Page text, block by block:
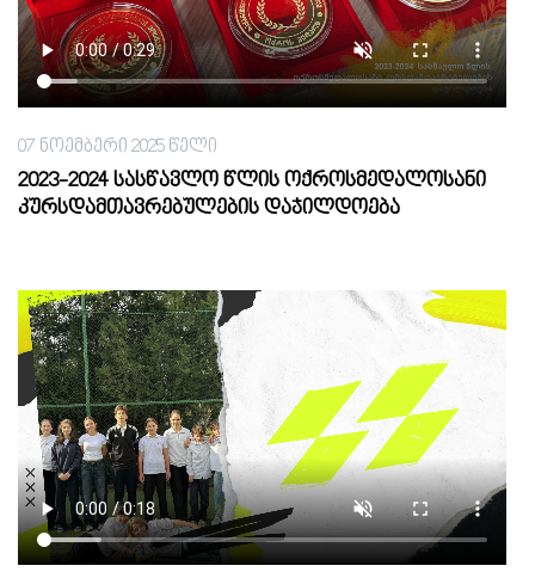
07 ნოემბერი 2025 წელი
2023-2024 სასწავლო წლის ოქროსმედალოსანი
კურსდამთავრებულების დაჯილდოება